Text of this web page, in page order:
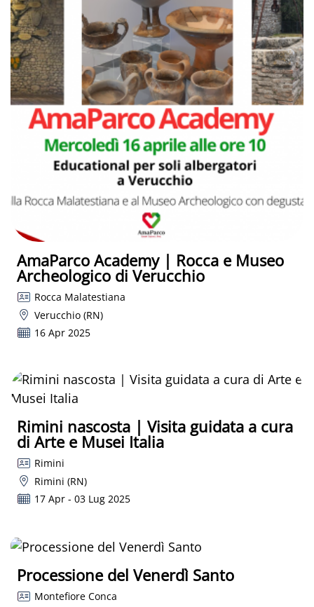
AmaParco Academy | Rocca e Museo
Archeologico di Verucchio
Rocca Malatestiana
Verucchio (RN)
16 Apr 2025
Rimini nascosta | Visita guidata a cura
di Arte e Musei Italia
Rimini
Rimini (RN)
17 Apr - 03 Lug 2025
Processione del Venerdì Santo
Montefiore Conca